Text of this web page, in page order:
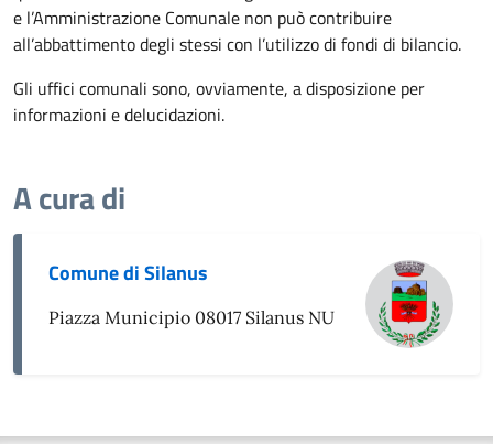
e l’Amministrazione Comunale non può contribuire
all’abbattimento degli stessi con l’utilizzo di fondi di bilancio.
Gli uffici comunali sono, ovviamente, a disposizione per
informazioni e delucidazioni.
A cura di
Comune di Silanus
Piazza Municipio 08017 Silanus NU